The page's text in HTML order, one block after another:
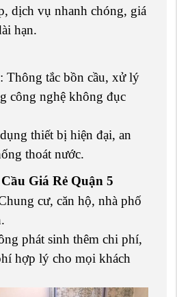
dịch vụ nhanh chóng, giá
hạn.
: Thông tắc bồn cầu, xử lý
công nghệ không đục
thiết bị hiện đại, an
thoát nước.
Giá Rẻ Quận 5
cư, căn hộ, nhà phố
phát sinh thêm chi phí,
hợp lý cho mọi khách